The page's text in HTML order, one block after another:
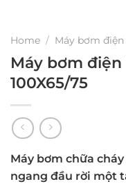
Home / Máy bơm
Máy bơm
100X65/75
Máy bơm chữa
ngang đầu rời một